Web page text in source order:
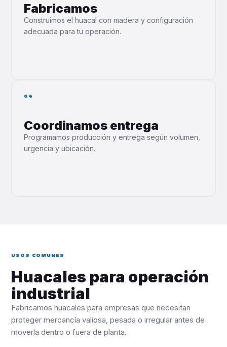
Fabricamos
Construimos el huacal con madera y configuración
adecuada para tu operación.
04
Coordinamos entrega
Programamos producción y entrega según volumen,
urgencia y ubicación.
USOS COMUNES
Huacales para operación
industrial
Fabricamos huacales para empresas que necesitan
proteger mercancía valiosa, pesada o irregular antes de
moverla dentro o fuera de planta.